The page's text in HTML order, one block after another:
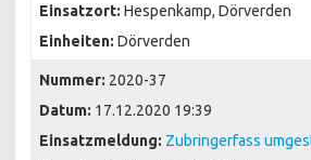
Einsatzort: Hespenkamp, Dörverden
Einheiten: Dörverden
Nummer: 2020-37
Datum: 17.12.2020 19:39
Einsatzmeldung: Zubringerfass